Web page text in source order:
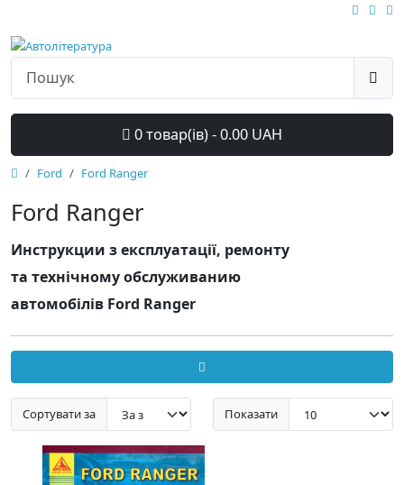
0 товар(ів) - 0.00 UAH
Ford Ford Ranger
Ford Ranger
Инструкции з експлуатації, ремонту
та технічному обслуживанию
автомобілів Ford Ranger
Сортувати за Показати